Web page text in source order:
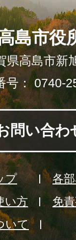
島市役
県高島市新
号： 0740-
問い合わ
プ
各
い方
免
いて